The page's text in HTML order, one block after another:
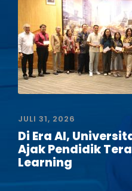
JULI 31, 2026
Di Era AI,
Ajak Pendidik
Learning